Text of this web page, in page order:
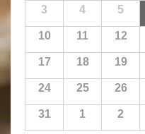
3 4 5
10 11 12
17 18 19
24 25 26
31 1 2